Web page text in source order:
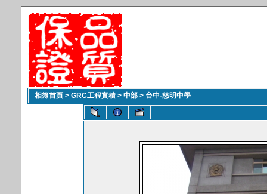
相簿首頁 > GRC工程實積 > 中部 > 台中-慈明中學